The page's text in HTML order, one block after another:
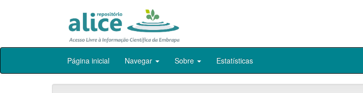
Skip
Página inicial Navegar Sobre Estatísticas